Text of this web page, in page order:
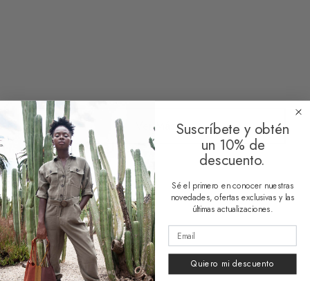
Ver Más
HUESO COLORADO
Nosotros
Suscríbete y obtén
un 10% de
descuento.
Sé el primero en conocer nuestras
novedades, ofertas exclusivas y las
últimas actualizaciones.
Quiero mi descuento